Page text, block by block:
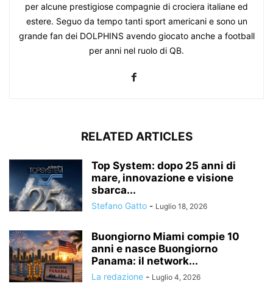
per alcune prestigiose compagnie di crociera italiane ed
estere. Seguo da tempo tanti sport americani e sono un
grande fan dei DOLPHINS avendo giocato anche a football
per anni nel ruolo di QB.
RELATED ARTICLES
Top System: dopo 25 anni di
mare, innovazione e visione
sbarca...
Stefano Gatto - Luglio 18, 2026
Buongiorno Miami compie 10
anni e nasce Buongiorno
Panama: il network...
La redazione - Luglio 4, 2026